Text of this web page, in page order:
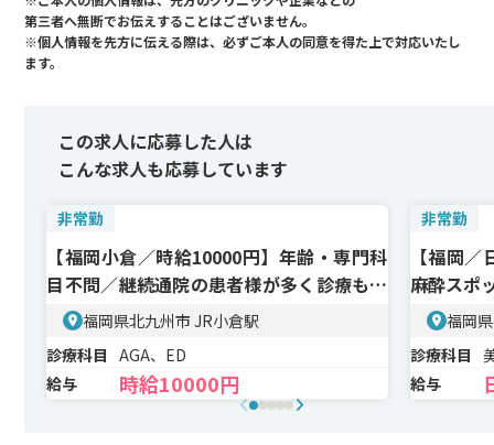
第三者へ無断でお伝えすることはございません。
※個人情報を先方に伝える際は、必ずご本人の同意を得た上で対応いたし
ます。
この求人に応募した人は
こんな求人も応募しています
非常勤
【福岡小倉／時給10000円】年齢・専門科
目不問／継続通院の患者様が多く診療もス
ムーズ福岡県北九州市 JR小倉駅
診療科目
AGA、ED
給与
時給10000円
非常勤
【福岡
麻酔スポ
福岡
診療科目
給与